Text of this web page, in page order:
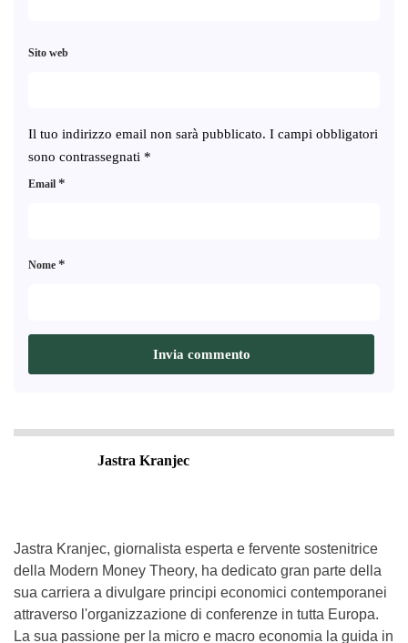
Il tuo indirizzo email non sarà pubblicato. I campi obbligatori
sono contrassegnati *
Nome *
Email *
Sito web
Jastra Kranjec
Jastra Kranjec, giornalista esperta e fervente sostenitrice
della Modern Money Theory, ha dedicato gran parte della
sua carriera a divulgare principi economici contemporanei
attraverso l'organizzazione di conferenze in tutta Europa.
La sua passione per la micro e macro economia la guida in